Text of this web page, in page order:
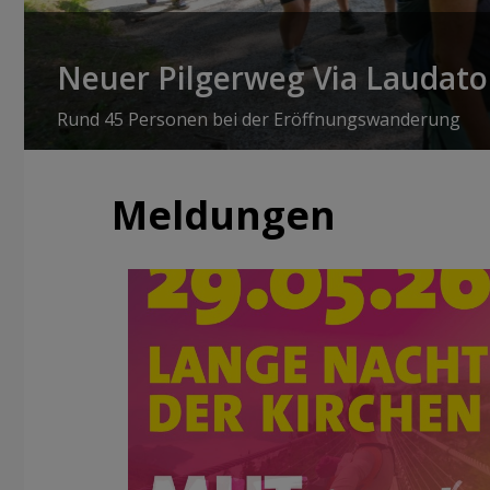
Neuer Pilgerweg Via Laudato
Rund 45 Personen bei der Eröffnungswanderung
Meldungen